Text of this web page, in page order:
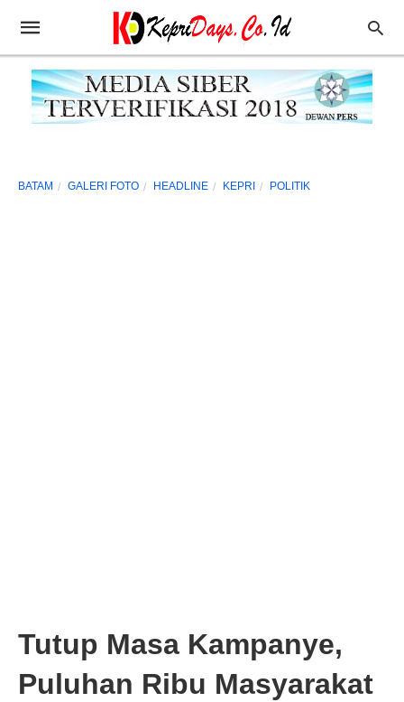
BATAM GALERI FOTO HEADLINE KEPRI POLITIK
Tutup Masa Kampanye,
Puluhan Ribu Masyarakat